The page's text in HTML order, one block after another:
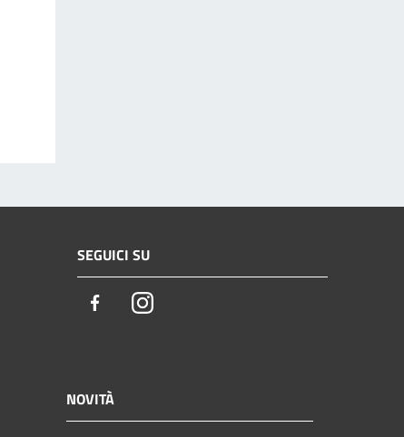
SEGUICI SU
FacebookInstagram
NOVITÀ